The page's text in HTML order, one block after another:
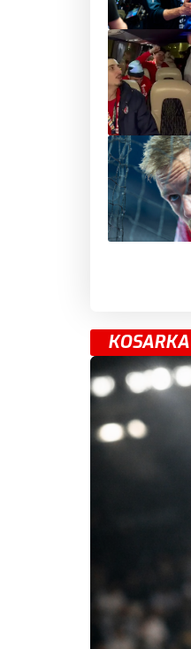
KOSARKA